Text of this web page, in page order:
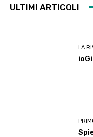
ULTIMI ARTICOLI
LA